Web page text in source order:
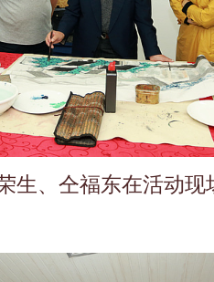
生、仝福东在活动现